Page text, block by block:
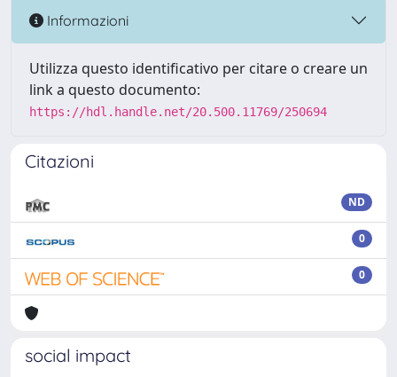
Informazioni
Utilizza questo identificativo per citare o creare un
link a questo documento:
https://hdl.handle.net/20.500.11769/250694
Citazioni
ND
0
0
social impact